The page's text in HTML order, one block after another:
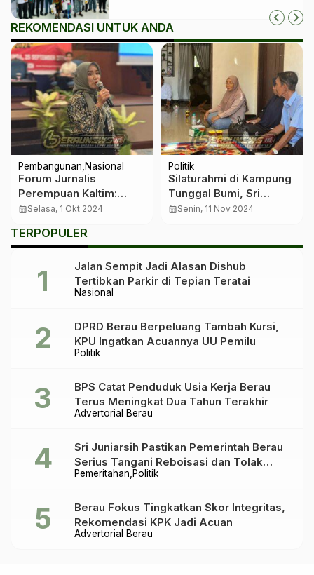
REKOMENDASI UNTUK ANDA
Pembangunan Nasional
Forum Jurnalis
Perempuan Kaltim:
Peran Wanita Semakin
Kepemimpinan
calendar_monthSelasa, 1 Okt 2024
Politik
Silaturahmi di Kampung
Tunggal Bumi, Sri
Juniarsih Gaungkan
Talisayan
calendar_monthSenin, 11 Nov 2024
TERPOPULER
Nasional
Jalan Sempit Jadi Alasan Dishub
Tertibkan Parkir di Tepian Teratai
Politik
DPRD Berau Berpeluang Tambah Kursi,
KPU Ingatkan Acuannya UU Pemilu
Advertorial Berau
BPS Catat Penduduk Usia Kerja Berau
Terus Meningkat Dua Tahun Terakhir
Pemeritahan Politik
Sri Juniarsih Pastikan Pemerintah Berau
Serius Tangani Reboisasi dan Tolak
Praktik Ilegal
Advertorial Berau
Berau Fokus Tingkatkan Skor Integritas,
Rekomendasi KPK Jadi Acuan